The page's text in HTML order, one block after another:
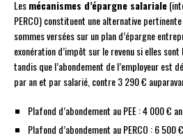
Lesmécanismes d’épargne salariale
PERCO) constituent une alternative
sommes versées sur un plan d’épargne
exonération d’impôt sur le revenu si elles
tandis que l’abondement de l’employeur est
par an et par salarié, contre 3 290 €
Plafond d’abondement au PEE : 4 000 €
Plafond d’abondement au PERCO : 6 500